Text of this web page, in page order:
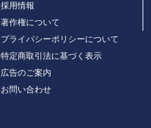
採用情報
著作権について
プライバシーポリシーについて
特定商取引法に基づく表示
広告のご案内
お問い合わせ